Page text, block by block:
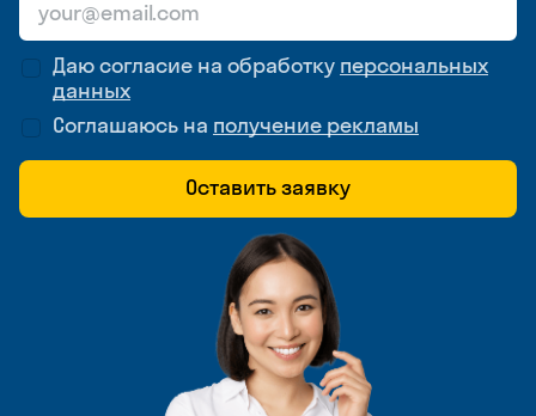
Даю согласие на обработку персональных
данных
Соглашаюсь на получение рекламы
Оставить заявку